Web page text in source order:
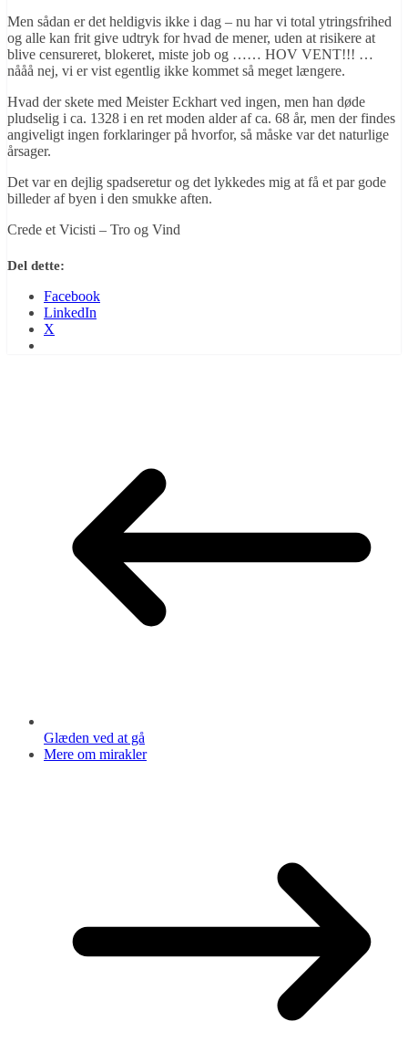
Men sådan er det heldigvis ikke i dag – nu har vi total ytringsfrihed
og alle kan frit give udtryk for hvad de mener, uden at risikere at
blive censureret, blokeret, miste job og …… HOV VENT!!! …
nååå nej, vi er vist egentlig ikke kommet så meget længere.
Hvad der skete med Meister Eckhart ved ingen, men han døde
pludselig i ca. 1328 i en ret moden alder af ca. 68 år, men der findes
angiveligt ingen forklaringer på hvorfor, så måske var det naturlige
årsager.
Det var en dejlig spadseretur og det lykkedes mig at få et par gode
billeder af byen i den smukke aften.
Crede et Vicisti – Tro og Vind
Del dette:
Facebook
LinkedIn
X
Glæden ved at gå
Mere om mirakler